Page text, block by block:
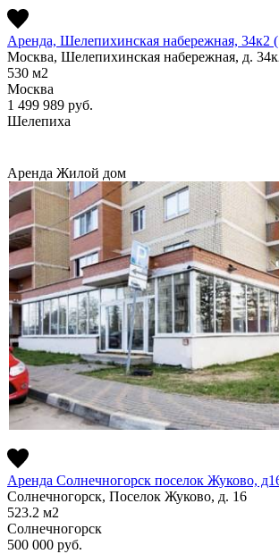
Аренда, Шелепихинская набережная, 34к2
Москва, Шелепихинская набережная, д.
530 м2
Москва
1 499 989 руб.
Шелепиха
Аренда Жилой дом
Аренда Солнечногорск поселок Жуково,
Солнечногорск, Поселок Жуково, д. 16
523.2 м2
Солнечногорск
500 000 руб.